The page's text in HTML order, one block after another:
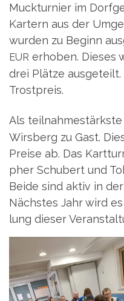
Muck­tur­nier im
Kar­tern aus der
wur­den zu Beginn
EUR erho­ben. Die­ses
drei Plät­ze
Trostpreis.
Als
Wirs­berg zu Gast.
Prei­se ab. Das
pher Schu­bert und
Bei­de sind aktiv in
Nächs­tes Jahr wird
lung die­ser